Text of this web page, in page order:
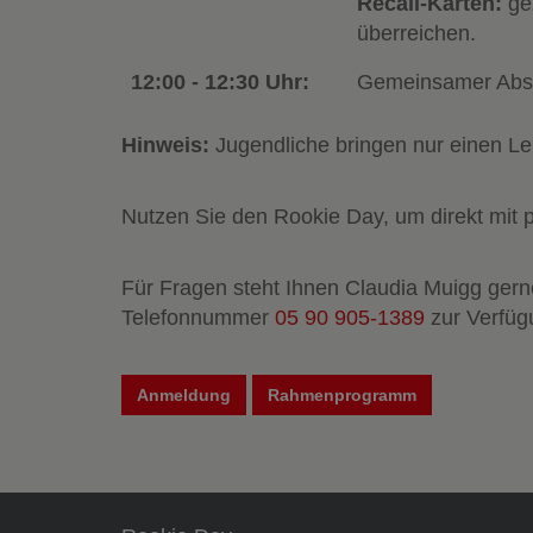
überreichen.
12:00 - 12:30 Uhr: Gemeinsamer
Hinweis: Jugendliche bringen nur einen
Nutzen Sie den Rookie Day, um direkt mit
Für Fragen steht Ihnen Claudia Muigg
Telefonnummer 05 90 905-1389 zur
Anmeldung Rahmenprogramm